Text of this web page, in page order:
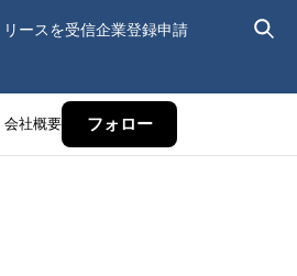
ースを受信企業登録申請
会社概要 フォロー